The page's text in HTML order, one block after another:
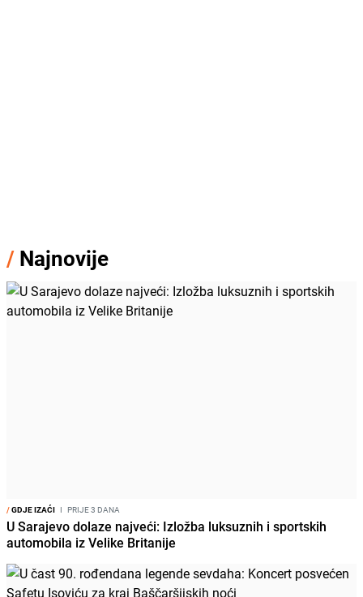
/ Najnovije
/GDJE IZAĆI I PRIJE 3 DANA
U Sarajevo dolaze najveći: Izložba luksuznih i sportskih
automobila iz Velike Britanije